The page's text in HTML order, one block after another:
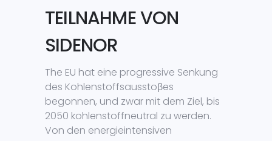
TEILNAHME VON
SIDENOR
The EU hat eine progressive Senkung
des Kohlenstoffsausstoβes
begonnen, und zwar mit dem Ziel, bis
2050 kohlenstoffneutral zu werden.
Von den energieintensiven